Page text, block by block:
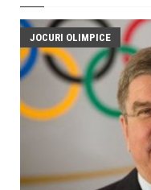
JOCURI OLIMPICE